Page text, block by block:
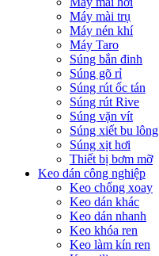
Máy mài trụ
Máy nén khí
Máy Taro
Súng bắn đinh
Súng gõ rỉ
Súng rút ốc tán
Súng rút Rive
Súng vặn vít
Súng xiết bu lông
Súng xịt hơi
Thiết bị bơm mỡ
Keo dán công nghiệp
Keo chống xoay
Keo dán khác
Keo dán nhanh
Keo khóa ren
Keo làm kín ren